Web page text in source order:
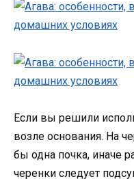
Если вы решили
возле основания. На
бы одна почка, иначе
черенки следует